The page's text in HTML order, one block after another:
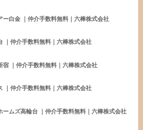
ー白金 ｜仲介手数料無料｜六棒株式会社
｜仲介手数料無料｜六棒株式会社
宿 ｜仲介手数料無料｜六棒株式会社
｜仲介手数料無料｜六棒株式会社
ームズ高輪台 ｜仲介手数料無料｜六棒株式会社